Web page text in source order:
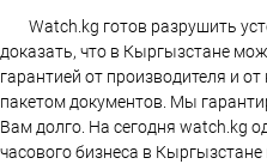
Watch.kg готов разрушить
доказать, что в Кыргызстане
гарантией от производителя и
пакетом документов. Мы
Вам долго. На сегодня watch.kg
часового бизнеса в